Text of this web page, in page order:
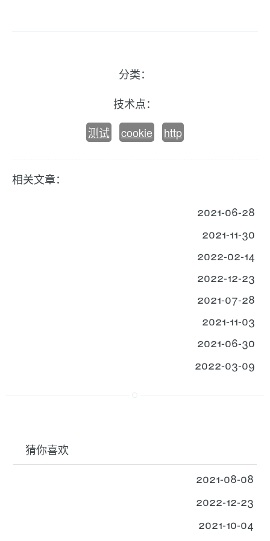
分类：
技术点：
测试
cookie http
相关文章：
2021-06-28
2021-11-30
2022-02-14
2022-12-23
2021-07-28
2021-11-03
2021-06-30
2022-03-09
猜你喜欢
2021-08-08
2022-12-23
2021-10-04